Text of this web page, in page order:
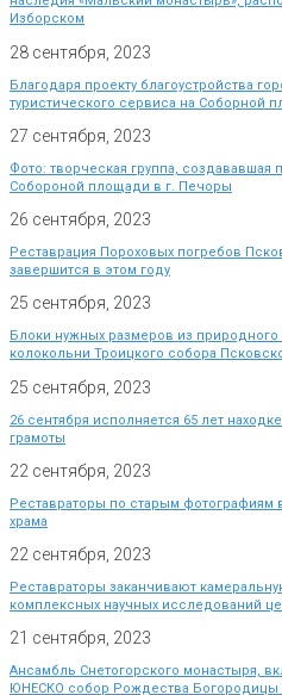
Изборском
28 сентября, 2023
Благодаря проекту благоустройства
туристического сервиса на Соборной
27 сентября, 2023
Фото: творческая группа, создававшая
Собороной площади в г. Печоры
26 сентября, 2023
Реставрация Пороховых погребов
завершится в этом году
25 сентября, 2023
Блоки нужных размеров из природного
колокольни Троицкого собора
25 сентября, 2023
26 сентября исполняется 65 лет
грамоты
22 сентября, 2023
Реставраторы по старым фотографиям
храма
22 сентября, 2023
Реставраторы заканчивают
комплексных научных исследований
21 сентября, 2023
Ансамбль Снетогорского монастыря,
ЮНЕСКО собор Рождества Богородицы